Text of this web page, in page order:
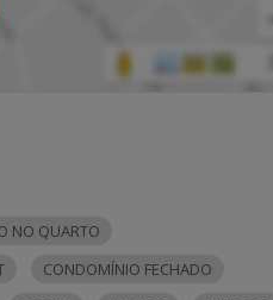
NO QUARTO
CONDOMÍNIO FECHADO